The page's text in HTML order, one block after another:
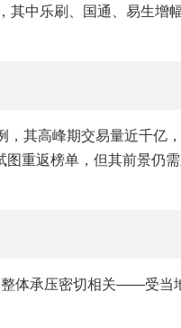
其中乐刷、国通、易生增
，其高峰期交易量近千亿
图重返榜单，但其前景仍
整体承压密切相关——受当